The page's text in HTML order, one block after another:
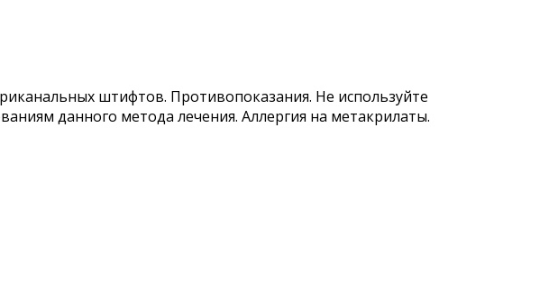
штифтов. Противопоказания. Не используйте
данного метода лечения. Аллергия на метакрилаты.